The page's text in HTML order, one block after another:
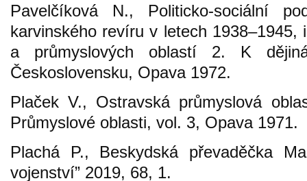
Pavelčíková N., Politicko-sociální
karvinského revíru v letech 1938–1945,
a průmyslových oblastí 2. K
Československu, Opava 1972.
Plaček V., Ostravská průmyslová
Průmyslové oblasti, vol. 3, Opava 1971.
Plachá P., Beskydská převaděčka
vojenství” 2019, 68, 1.